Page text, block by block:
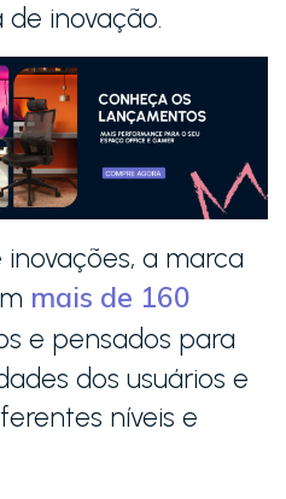
inovação.
a marca
mais de 160
e pensados para
dos usuários e
níveis e